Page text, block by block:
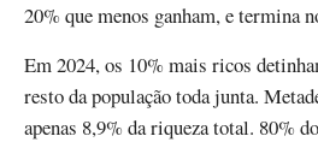
20% que menos ganham, e termina
Em 2024, os 10% mais ricos
resto da população toda junta.
apenas 8,9% da riqueza total. 80%